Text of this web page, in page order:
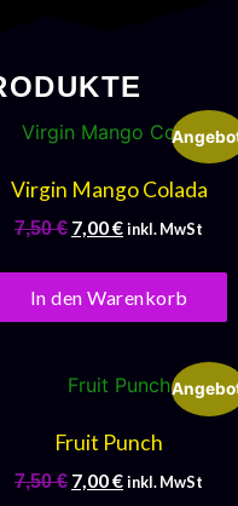
Virgin Mango Colada
7,50€ 7,00€inkl. MwSt
In den Warenkorb
Fruit Punch
7,50€ 7,00€inkl. MwSt